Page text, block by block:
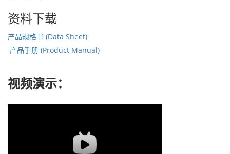
资料下载
产品规格书 (Data Sheet)
产品手册 (Product Manual)
视频演示：